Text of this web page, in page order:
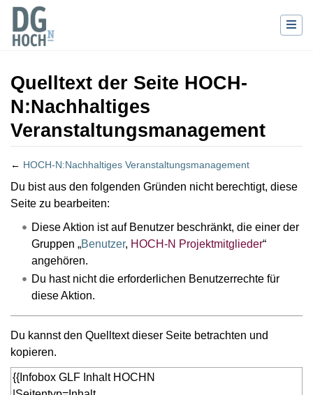
Quelltext der Seite HOCH-
N:Nachhaltiges
Veranstaltungsmanagement
← HOCH-N:Nachhaltiges Veranstaltungsmanagement
Wechseln zu: Navigation Suche
Du bist aus den folgenden Gründen nicht berechtigt, diese
Seite zu bearbeiten:
Diese Aktion ist auf Benutzer beschränkt, die einer der
Gruppen „Benutzer, HOCH-N Projektmitglieder“
angehören.
Du hast nicht die erforderlichen Benutzerrechte für
diese Aktion.
Du kannst den Quelltext dieser Seite betrachten und
kopieren.